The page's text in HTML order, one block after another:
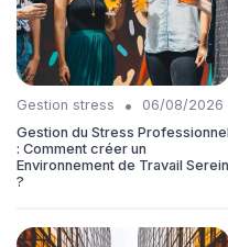
Gestion stress •
06/08/2026
Gestion du Stress Professionnel
: Comment créer un
Environnement de Travail Serein
?